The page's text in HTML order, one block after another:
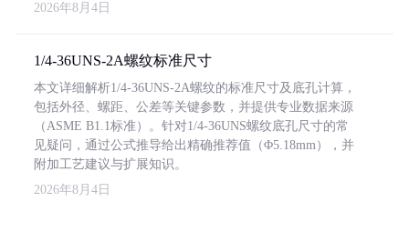
2026年8月4日
1/4-36UNS-2A螺纹标准尺寸
本文详细解析1/4-36UNS-2A螺纹的标准尺寸及底孔计算，
包括外径、螺距、公差等关键参数，并提供专业数据来源
（ASME B1.1标准）。针对1/4-36UNS螺纹底孔尺寸的常
见疑问，通过公式推导给出精确推荐值（Φ5.18mm），并
附加工艺建议与扩展知识。
2026年8月4日